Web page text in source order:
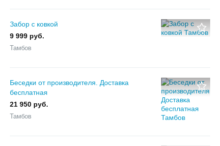
Забор с ковкой
9 999 руб.
Тамбов
Беседки от производителя. Доставка
бесплатная
21 950 руб.
Тамбов